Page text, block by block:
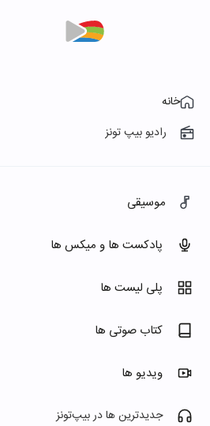
خانه
رادیو بیپ تونز
موسیقی
پادکست ها و میکس ها
پلی لیست ها
کتاب صوتی ها
ویدیو ها
جدیدترین ها در بیپ‌تونز